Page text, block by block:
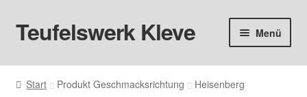
Zur
Navigation
Zum
Inhalt
Teufelswerk Kleve Menü
Startseite
Start Produkt Geschmacksrichtung Heisenberg